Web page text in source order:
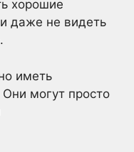
хорошие
даже не видеть
иметь
могут просто